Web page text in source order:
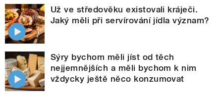
Už ve středověku existovali kráječi.
Jaký měli při servírování jídla význam?
Sýry bychom měli jíst od těch
nejjemnějších a měli bychom k nim
vždycky ještě něco konzumovat